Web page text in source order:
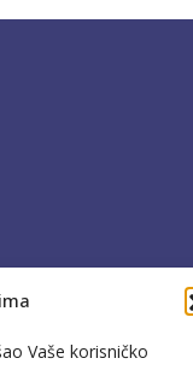
Vaše korisničko